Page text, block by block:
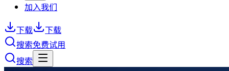
加入我们
下载
下载
搜索免费试用
搜索